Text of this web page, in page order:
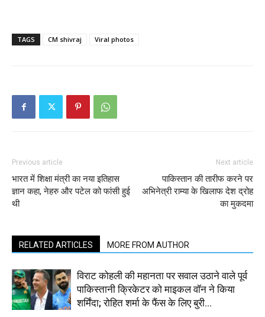
TAGS CM shivraj Viral photos
Previous article
भारत में शिक्षा मंत्री का नया इतिहास
ज्ञान कहा, नेहरु और पटेल को फांसी हुई
थी
Next article
पाकिस्तान की तारीफ करने पर
अभिनेत्री राम्या के खिलाफ देश द्रोह
का मुकदमा
RELATED ARTICLES MORE FROM AUTHOR
विराट कोहली की महानता पर सवाल उठाने वाले पूर्व
पाकिस्तानी क्रिकेटर को माइकल वॉन ने किया
शर्मिंदा; रोहित शर्मा के फैंस के लिए बुरी...